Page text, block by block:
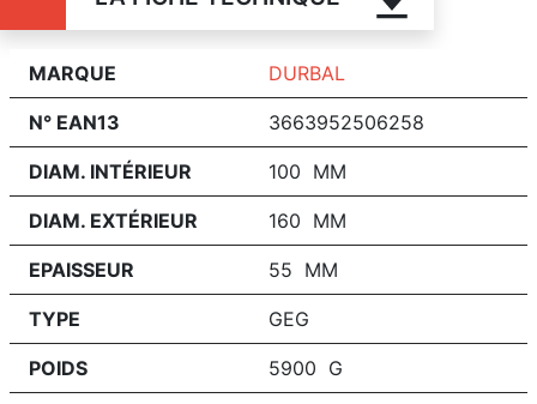
MARQUE DURBAL
N° EAN13 3663952506258
DIAM. INTÉRIEUR 100 MM
DIAM. EXTÉRIEUR 160 MM
EPAISSEUR 55 MM
TYPE GEG
POIDS 5900 G